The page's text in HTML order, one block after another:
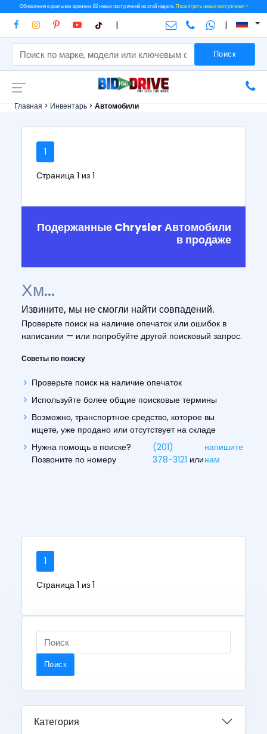
Обновления в реальном времени: 63 новых поступлений на этой неделе.Посмотреть новые поступления >
| |
Поиск
Главная > Инвентарь > Автомобили
1
Страница 1 из 1
Подержанные Chrysler Автомобили
в продаже
Хм...
Извините, мы не смогли найти совпадений.
Проверьте поиск на наличие опечаток или ошибок в
написании — или попробуйте другой поисковый запрос.
Советы по поиску
Проверьте поиск на наличие опечаток
Используйте более общие поисковые термины
Возможно, транспортное средство, которое вы
ищете, уже продано или отсутствует на складе
Нужна помощь в поиске?
Позвоните по номеру
(201)
378-3121 или
напишите
нам
1
Страница 1 из 1
Поиск
Категория